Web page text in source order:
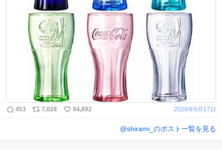
453 7,028 94,892 2026年6月17日
@shirami_ のポスト一覧を見る